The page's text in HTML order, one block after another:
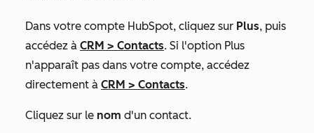
Dans votre compte HubSpot, cliquez sur Plus, puis
accédez à CRM > Contacts. Si l'option Plus
n'apparaît pas dans votre compte, accédez
directement à CRM > Contacts.
Cliquez sur le nom d'un contact.